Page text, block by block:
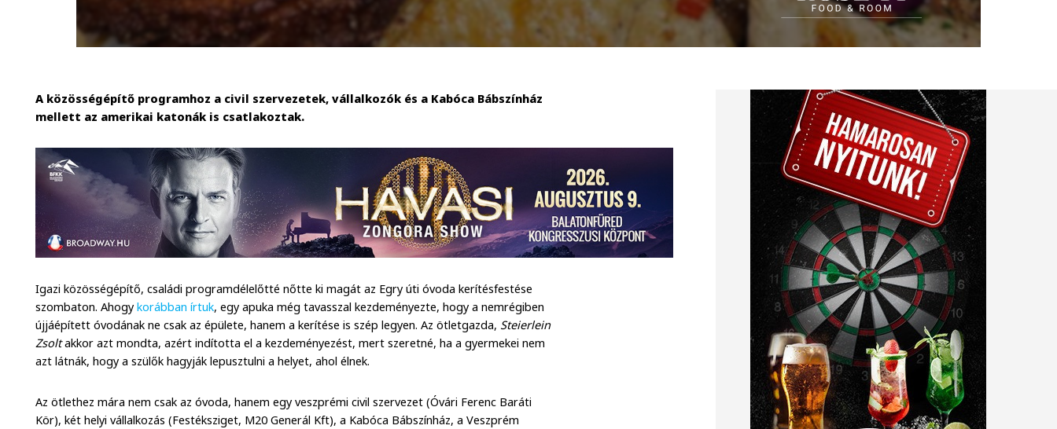
A közösségépítő programhoz a civil szervezetek, vállalkozók és a Kabóca Bábszínház
mellett az amerikai katonák is csatlakoztak.
Igazi közösségépítő, családi programdélelőtté nőtte ki magát az Egry úti óvoda kerítésfestése
szombaton. Ahogykorábban írtuk, egy apuka még tavasszal kezdeményezte, hogy a nemrégiben
újjáépített óvodának ne csak az épülete, hanem a kerítése is szép legyen. Az ötletgazda, Steierlein
Zsoltakkor azt mondta, azért indította el a kezdeményezést, mert szeretné, ha a gyermekei nem
azt látnák, hogy a szülők hagyják lepusztulni a helyet, ahol élnek.
Az ötlethez mára nem csak az óvoda, hanem egy veszprémi civil szervezet (Óvári Ferenc Baráti
Kör), két helyi vállalkozás (Festéksziget, M20 Generál Kft), a Kabóca Bábszínház, a Veszprém